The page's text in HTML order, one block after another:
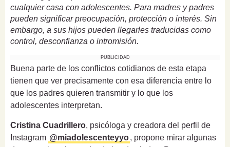
cualquier casa con adolescentes. Para madres y padres
pueden significar preocupación, protección o interés. Sin
embargo, a sus hijos pueden llegarles traducidas como
control, desconfianza o intromisión.
PUBLICIDAD
Buena parte de los conflictos cotidianos de esta etapa
tienen que ver precisamente con esa diferencia entre lo
que los padres quieren transmitir y lo que los
adolescentes interpretan.
Cristina Cuadrillero, psicóloga y creadora del perfil de
Instagram @miadolescenteyyo, propone mirar algunas